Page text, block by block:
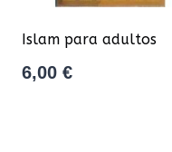
Islam para adultos
6,00 €